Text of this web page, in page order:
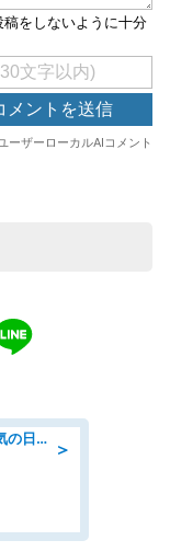
＞
事務/PC・データ入力/営業事務 人気の日勤 月収38万円可 建設会社でCADオペレーター専門事務